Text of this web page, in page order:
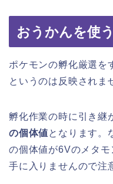
おうかんを使
ポケモンの孵化厳選を
というのは反映されま
孵化作業の時に引き継
の個体値となります。
の個体値が6Vのメタ
手に入りませんので注